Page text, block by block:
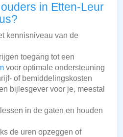
in Etten-Leur
kennisniveau van de
toegang tot een
voor optimale ondersteuning
of bemiddelingskosten
bijlesgever voor je, meestal
in de gaten en houden
de uren opzeggen of